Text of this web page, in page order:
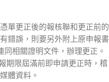
單更正後的報核聯和更正前的
錯誤，則要另外附上原申報書
相關證明文件，辦理更正。
期限屆滿前即申請更正時，稽
體資料。